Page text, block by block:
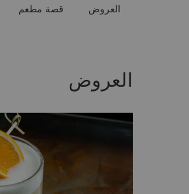
العروض قصة مطعم
العروض